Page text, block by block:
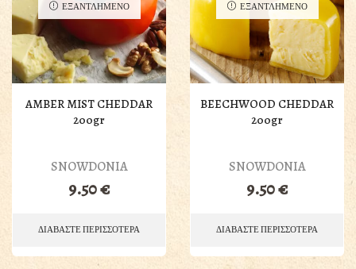
ΕΞΑΝΤΛΗΜΕΝΟ
AMBER MIST CHEDDAR
200gr
SNOWDONIA
9.50€
ΔΙΑΒΑΣΤΕ ΠΕΡΙΣΣΟΤΕΡΑ
ΕΞΑΝΤΛΗΜΕΝΟ
BEECHWOOD CHEDDAR
200gr
SNOWDONIA
9.50€
ΔΙΑΒΑΣΤΕ ΠΕΡΙΣΣΟΤΕΡΑ